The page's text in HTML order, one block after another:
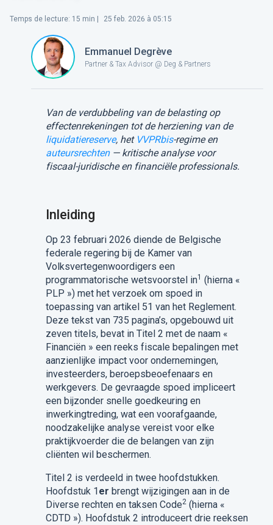
Temps de lecture: 15 min | 25 feb. 2026 à 05:15
Emmanuel Degrève
Partner & Tax Advisor @ Deg & Partners
Van de verdubbeling van de belasting op
effectenrekeningen tot de herziening van de
liquidatiereserve, het VVPRbis-regime en
auteursrechten— kritische analyse voor
fiscaal-juridische en financiële professionals.
Inleiding
Op 23 februari 2026 diende de Belgische
federale regering bij de Kamer van
Volksvertegenwoordigers een
programmatorische wetsvoorstel in1 (hierna «
PLP ») met het verzoek om spoed in
toepassing van artikel 51 van het Reglement.
Deze tekst van 735 pagina’s, opgebouwd uit
zeven titels, bevat in Titel 2 met de naam «
Financiën » een reeks fiscale bepalingen met
aanzienlijke impact voor ondernemingen,
investeerders, beroepsbeoefenaars en
werkgevers. De gevraagde spoed impliceert
een bijzonder snelle goedkeuring en
inwerkingtreding, wat een voorafgaande,
noodzakelijke analyse vereist voor elke
praktijkvoerder die de belangen van zijn
cliënten wil beschermen.
Titel 2 is verdeeld in twee hoofdstukken.
Hoofdstuk 1er brengt wijzigingen aan in de
Diverse rechten en taksen Code2(hierna «
CDTD »). Hoofdstuk 2 introduceert drie reeksen